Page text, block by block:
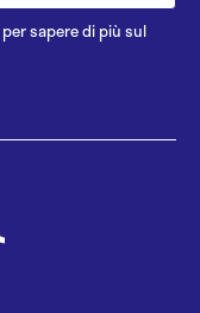
per sapere di più sul